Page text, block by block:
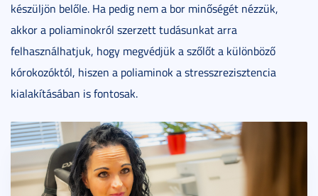
készüljön belőle. Ha pedig nem a bor minőségét nézzük,
akkor a poliaminokról szerzett tudásunkat arra
felhasználhatjuk, hogy megvédjük a szőlőt a különböző
kórokozóktól, hiszen a poliaminok a stresszrezisztencia
kialakításában is fontosak.